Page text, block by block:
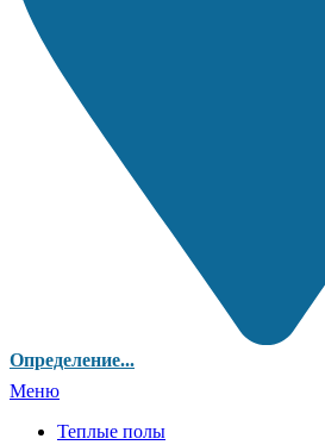
Определение...
Меню
Теплые полы